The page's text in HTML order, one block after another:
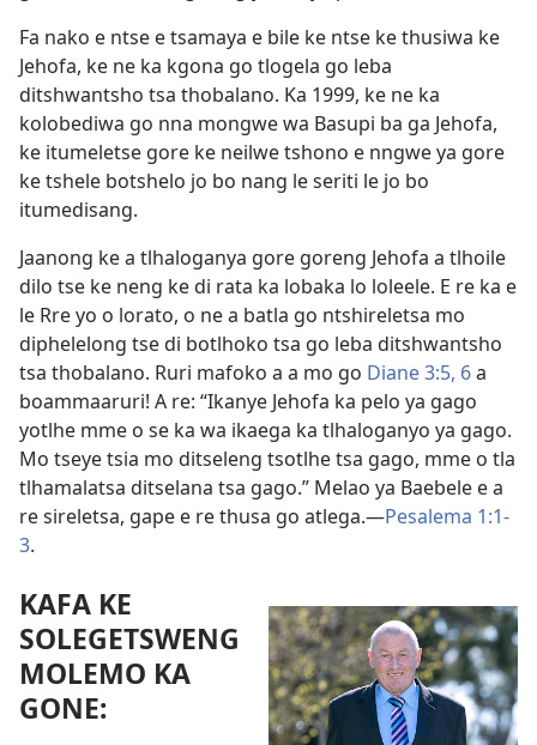
Fa nako e ntse e tsamaya e bile ke ntse ke thusiwa ke
Jehofa, ke ne ka kgona go tlogela go leba
ditshwantsho tsa thobalano. Ka 1999, ke ne ka
kolobediwa go nna mongwe wa Basupi ba ga Jehofa,
ke itumeletse gore ke neilwe tshono e nngwe ya gore
ke tshele botshelo jo bo nang le seriti le jo bo
itumedisang.
Jaanong ke a tlhaloganya gore goreng Jehofa a tlhoile
dilo tse ke neng ke di rata ka lobaka lo loleele. E re ka e
le Rre yo o lorato, o ne a batla go ntshireletsa mo
diphelelong tse di botlhoko tsa go leba ditshwantsho
tsa thobalano. Ruri mafoko a a mo go Diane 3:5, 6a
boammaaruri! A re: “Ikanye Jehofa ka pelo ya gago
yotlhe mme o se ka wa ikaega ka tlhaloganyo ya gago.
Mo tseye tsia mo ditseleng tsotlhe tsa gago, mme o tla
tlhamalatsa ditselana tsa gago.” Melao ya Baebele e a
re sireletsa, gape e re thusa go atlega.—Pesalema 1:1-
3.
KAFA KE
SOLEGETSWENG
MOLEMO KA
GONE: